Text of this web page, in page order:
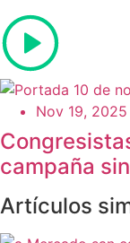
Nov 19, 2025
campaña
Artículos